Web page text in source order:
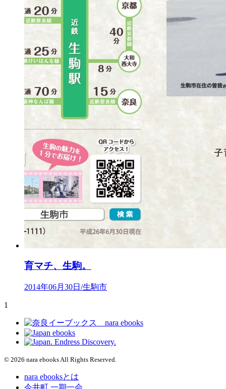
育マチ、生駒。
2014年06月30日/生駒市
1
© 2026 nara ebooks All Rights Reserved.
nara ebooksとは
今井町 一期一会